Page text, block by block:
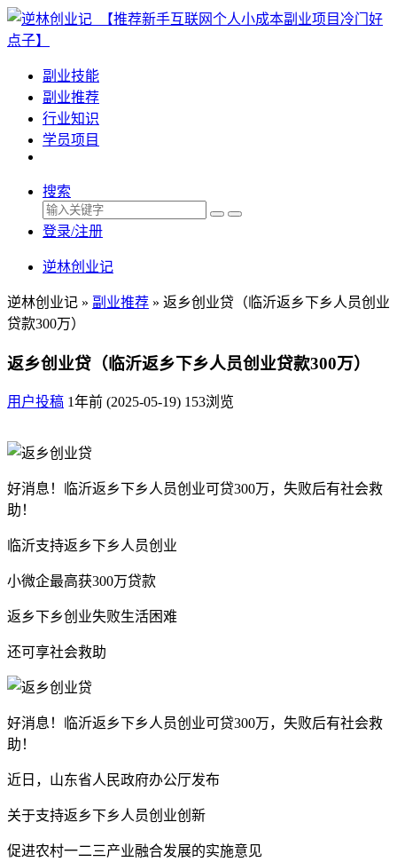
副业技能
副业推荐
行业知识
学员项目
搜索
登录/注册
逆林创业记
逆林创业记 » 副业推荐 » 返乡创业贷（临沂返乡下乡人员创业
贷款300万）
返乡创业贷（临沂返乡下乡人员创业贷款300万）
用户投稿 1年前 (2025-05-19) 153浏览
好消息！临沂返乡下乡人员创业可贷300万，失败后有社会救
助！
临沂支持返乡下乡人员创业
小微企最高获300万贷款
返乡下乡创业失败生活困难
还可享社会救助
好消息！临沂返乡下乡人员创业可贷300万，失败后有社会救
助！
近日，山东省人民政府办公厅发布
关于支持返乡下乡人员创业创新
促进农村一二三产业融合发展的实施意见